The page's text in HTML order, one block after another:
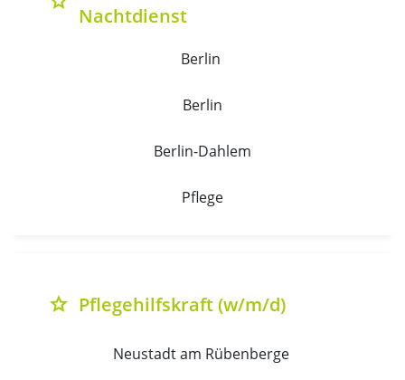
Nachtdienst
Berlin
Berlin
Berlin-Dahlem
Pflege
grade Pflegehilfskraft (w/m/d)
Neustadt am Rübenberge